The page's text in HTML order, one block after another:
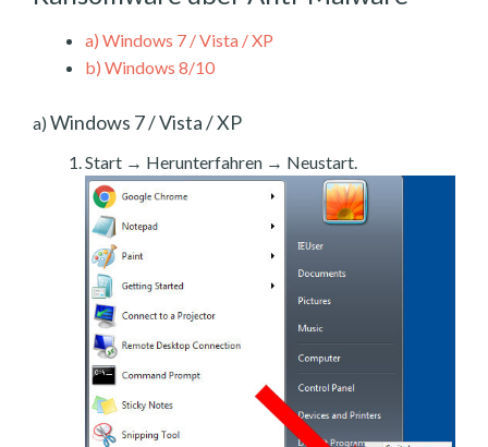
a) Windows 7 / Vista / XP
b) Windows 8/10
a) Windows 7 / Vista / XP
Start → Herunterfahren → Neustart.